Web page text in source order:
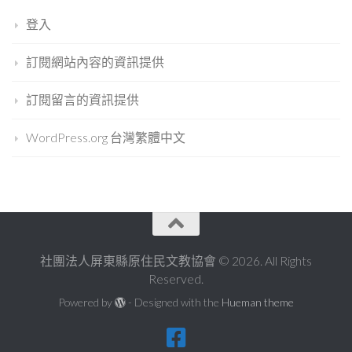
登入
訂閱網站內容的資訊提供
訂閱留言的資訊提供
WordPress.org 台灣繁體中文
社團法人屏東縣原住民文教協會 © 2026. All Rights
Reserved.
Powered by - Designed with the Hueman theme